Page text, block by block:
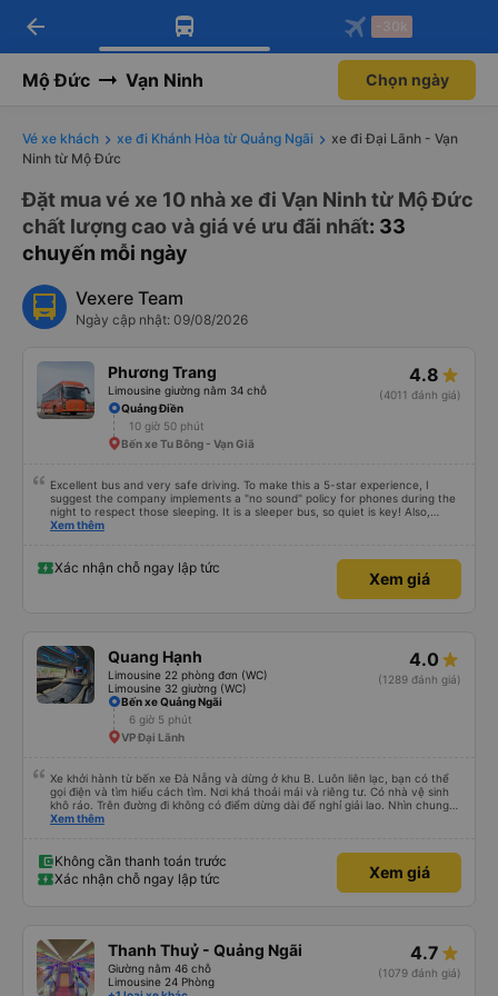
Tải app Vexere ngay!
Nhận ưu đãi thành viên độc
Mở app
Tải app Vexere
-30k/ghế khi đặt vé máy bay qua
Mở app
arrow_back -30k
Mộ Đức Vạn Ninh Chọn ngày
Vé xe khách xe đi Khánh Hòa từ Quảng Ngãi
xe đi Đại Lãnh - Vạn
Ninh từ Mộ Đức
Đặt mua vé xe 10 nhà xe đi Vạn Ninh từ Mộ Đức
chất lượng cao và giá vé ưu đãi nhất: 33
chuyến mỗi ngày
Vexere Team
Ngày cập nhật: 09/08/2026
Phương Trang
Limousine giường nằm 34 chỗ
4.8
(4011 đánh giá)
Quảng Điền
10 giờ 50 phút
Bến xe Tu Bông - Vạn Giã
Excellent bus and very safe driving. To make this a 5-star experience, I
suggest the company implements a "no sound" policy for phones during the
night to respect those sleeping. It is a sleeper bus, so quiet is key! Also,
please display the Wi-Fi password clearly inside the cabin for convenience. I
quy định rõ ràng về việc giữ im lặng (tắt âm thanh điện thoại) vào ban đêm
để tránh làm phiền hành khách khác ngủ. Ngoài ra, nhà xe nên dán sẵn mật
khẩu Wi-Fi trong xe để hành khách dễ dàng sử dụng. Tôi vẫn sẽ tiếp tục ủng
Xem thêm
Xác nhận chỗ ngay lập tức
Xem giá
Quang Hạnh
Limousine 22 phòng đơn (WC)
Limousine 32 giường (WC)
4.0
(1289 đánh giá)
Bến xe Quảng Ngãi
6 giờ 5 phút
VP Đại Lãnh
Xe khởi hành từ bến xe Đà Nẵng và dừng ở khu B. Luôn liên lạc, bạn có thể
gọi điện và tìm hiểu cách tìm. Nơi khá thoải mái và riêng tư. Có nhà vệ sinh
khô ráo. Trên đường đi không có điểm dừng dài để nghỉ giải lao. Nhìn chung
mọi thứ đều tuyệt vời.
Xem thêm
Không cần thanh toán trước
Xác nhận chỗ ngay lập tức
Xem giá
Thanh Thuỷ - Quảng Ngãi
Giường nằm 46 chỗ
Limousine 24 Phòng
4.7
(1079 đánh giá)